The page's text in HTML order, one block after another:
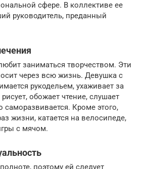
сфере. В коллективе ее
руководитель, преданный
заниматься творчеством. Эти
через всю жизнь. Девушка с
рукодельем, ухаживает за
обожает чтение, слушает
саморазвивается. Кроме этого,
жизни, катается на велосипеде,
с мячом.
поэтому ей следует